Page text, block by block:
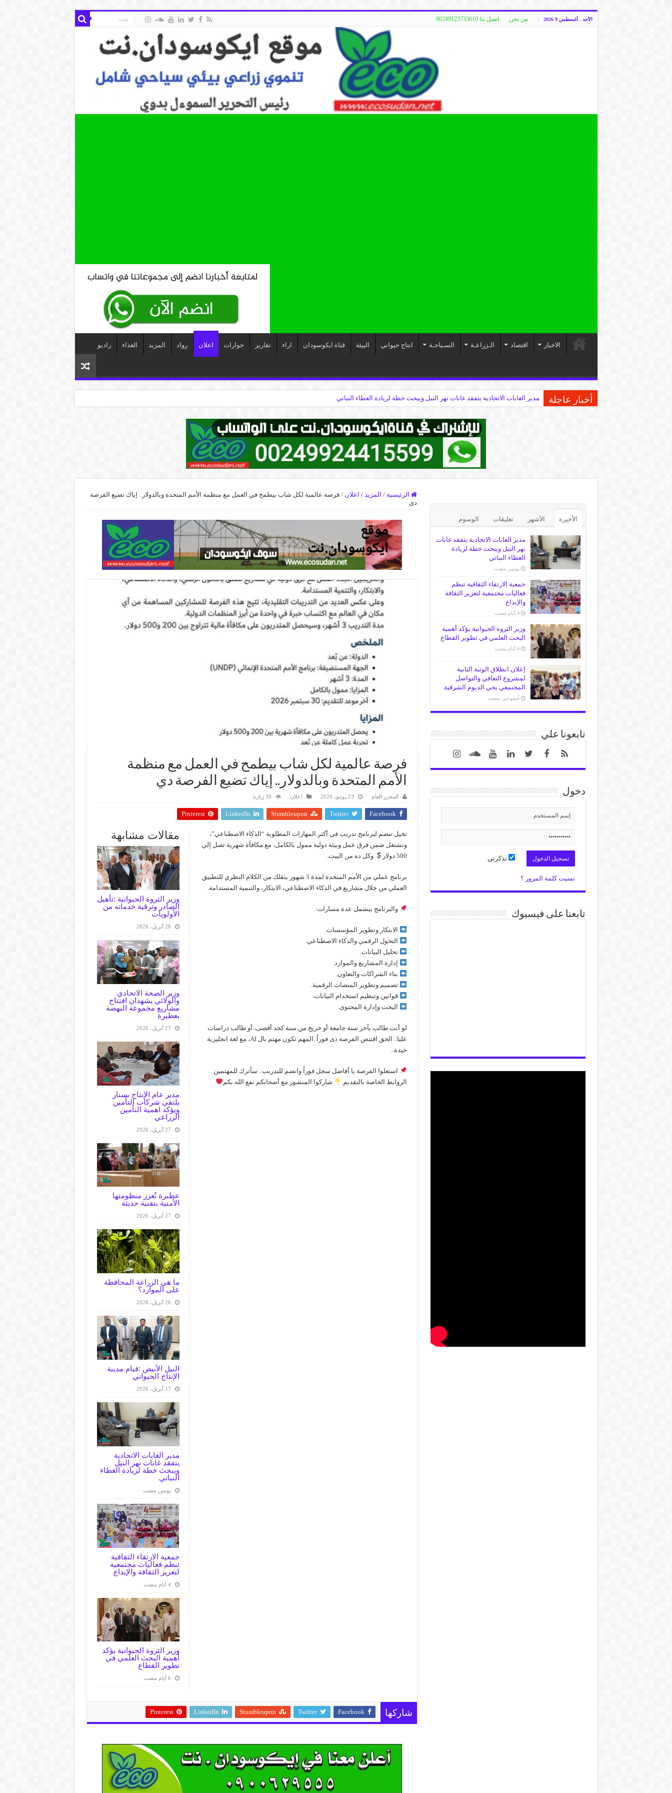
الأحد , أغسطس 9 2026 من نحن اتصل بنا 00249123733610
الاخبار اقتصاد الـزراعـة السـياحـة انتاج حيواني البيئة قناة ايكوسودان اراء تقارير حوارات اعلان رواد المزيد الغذاء راديو
أخبار عاجلة مدير الغابات الاتحادية يتفقد غابات نهر النيل ويبحث خطة لزيادة الغطاء النباتي
الرئيسية / المزيد / اعلان / فرصة عالمية لكل شاب بيطمح في العمل مع منظمة الأمم المتحدة وبالدولار.. إياك تضيع الفرصة
دي
فرصة عالمية لكل شاب بيطمح في العمل مع منظمة
الأمم المتحدة وبالدولار.. إياك تضيع الفرصة دي
المحرر العام 23 يونيو، 2026 اعلان 38 زيارة
Facebook
Twitter
Stumbleupon
LinkedIn
Pinterest
مقالات مشابهة
وزير الثروة الحيوانية :تأهيل
الصادر وترقية خدماته من
الأولويات
28 أبريل، 2026
وزير الصحة الاتحادي
والولائي يشهدان افتتاح
مشاريع مجموعة النهضة
بعطبرة
27 أبريل، 2026
مدير عام الإنتاج بسنار
يلتقي شركات التأمين
ويؤكد اهمية التأمين
الزراعي
27 أبريل، 2026
عطبرة تُعزز منظومتها
الأمنية بتقنية حديثة
27 أبريل، 2026
ما هي الزراعة المحافظة
على الموارد؟
26 أبريل، 2026
النيل الأبيض :قيام مدينة
الإنتاج الحيواني
17 أبريل، 2026
مدير الغابات الاتحادية
يتفقد غابات نهر النيل
ويبحث خطة لزيادة الغطاء
النباتي
‏يومين مضت
جمعية الارتقاء الثقافية
تنظم فعاليات مجتمعية
لتعزيز الثقافة والإبداع
‏4 أيام مضت
وزير الثروة الحيوانية يؤكد
أهمية البحث العلمي في
تطوير القطاع
تخيل تنضم لبرنامج تدريب في أكتر المهارات المطلوبة “الذكاء الاصطناعي”،
وتشتغل ضمن فرق عمل وبيئة دولية ممول بالكامل، مع مكافأة شهرية تصل إلي
500 دولار
وكل ده من البيت.
برنامج عملي من الأمم المتحدة لمدة 3 شهور ينقلك من الكلام النظري للتطبيق
العملي من خلال مشاريع في الذكاء الاصطناعي، الابتكار، والتنمية المستدامة.
والبرنامج بيشمل عدة مسارات:
الابتكار وتطوير المؤسسات.
التحول الرقمي والذكاء الاصطناعي.
تحليل البيانات.
إدارة المشاريع والموارد.
بناء الشراكات والتعاون.
تصميم وتطوير المنصات الرقمية.
قوانين وتنظيم استخدام البيانات.
البحث وإدارة المحتوى.
لو أنت طالب بآخر سنة جامعة أو خريج من سنة كحد أقصى، أو طالب دراسات
عليا.. الحق اقتنص الفرصة دى فوراً..المهم تكون مهتم بال AI، مع لغة انجليزية
جيدة..
استغلوا الفرصة يا أفاضل سجل فوراً وانضم للتدريب.. سأترك للمهتمين
الروابط الخاصة بالتقديم
شاركوا المنشور مع أصحابكم نفع الله بكم
شاركها Facebook
Twitter
Stumbleupon
LinkedIn
Pinterest
الأخيرة الأشهر تعليقات الوسوم
مدير الغابات الاتحادية يتفقد غابات
نهر النيل ويبحث خطة لزيادة
الغطاء النباتي
‏يومين مضت
جمعية الارتقاء الثقافية تنظم
فعاليات مجتمعية لتعزيز الثقافة
والإبداع
‏4 أيام مضت
وزير الثروة الحيوانية يؤكد أهمية
البحث العلمي في تطوير القطاع
‏6 أيام مضت
إعلان انطلاق الوثبة الثانية
لمشروع التعافي والتواصل
المجتمعي بحي الديوم الشرقية
‏أسبوعين مضت
تابعونا علي
دخول
تذكرني
نسيت كلمة المرور ؟
تابعنا على فيسبوك